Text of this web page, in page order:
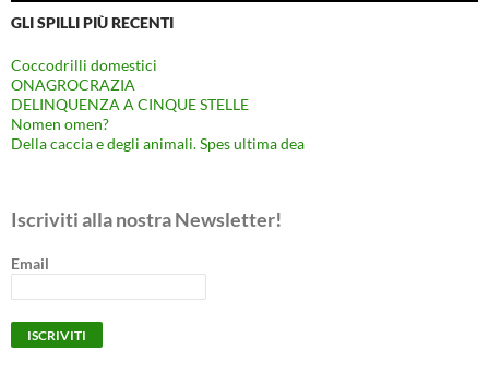
GLI SPILLI PIÙ RECENTI
Coccodrilli domestici
ONAGROCRAZIA
DELINQUENZA A CINQUE STELLE
Nomen omen?
Della caccia e degli animali. Spes ultima dea
Iscriviti alla nostra Newsletter!
Email